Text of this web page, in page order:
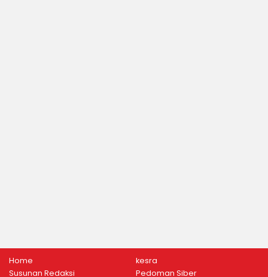
Home
Susunan Redaksi
kesra
Pedoman Siber